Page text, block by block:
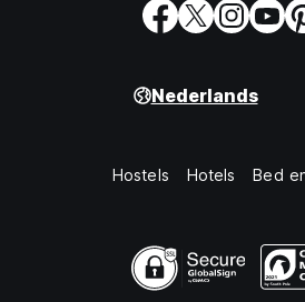
Nederlands
Hostels Hotels Bed